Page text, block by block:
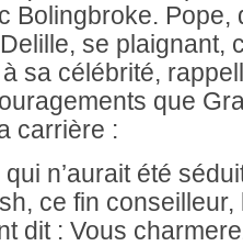
Bolingbroke.
se plaignant,
sa célébrité,
que
carrière :
qui n’aurait été
ce fin
dit : Vous